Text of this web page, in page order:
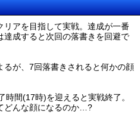
アを目指して実戦。達成が一番
成すると次回の落書きを回避で
が、7回落書きされると何かの顔
間(17時)を迎えると実戦終了。
どんな顔になるのか…?